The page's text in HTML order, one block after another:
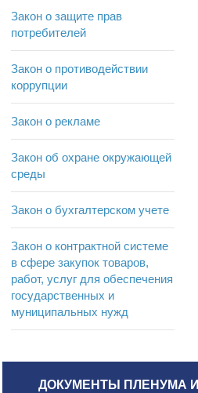
Закон о защите прав
потребителей
Закон о противодействии
коррупции
Закон о рекламе
Закон об охране окружающей
среды
Закон о бухгалтерском учете
Закон о контрактной системе
в сфере закупок товаров,
работ, услуг для обеспечения
государственных и
муниципальных нужд
ДОКУМЕНТЫ ПЛЕНУМА И